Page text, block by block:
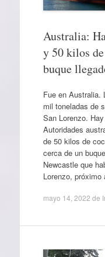
Australia:
y 50 kilos
buque
Fue en Australia.
mil toneladas de
San Lorenzo.
Autoridades
de 50 kilos de
cerca de un
Newcastle que
Lorenzo,
mayo 14, 2022 de